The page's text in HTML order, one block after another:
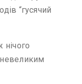
“гусячий
нічого